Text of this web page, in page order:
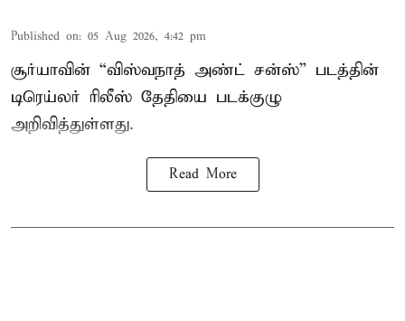
Published on: 05 Aug 2026, 4:42 pm
சூர்யாவின் “விஸ்வநாத் அண்ட் சன்ஸ்” படத்தின்
டிரெய்லர் ரிலீஸ் தேதியை படக்குழு
அறிவித்துள்ளது.
Read More